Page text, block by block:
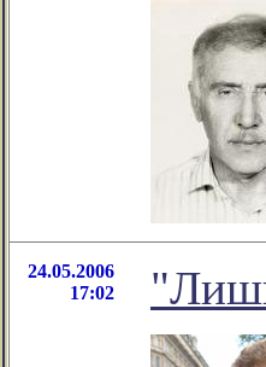
24.05.2006
17:02